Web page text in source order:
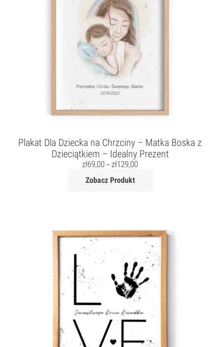
Plakat Dla Dziecka na Chrzciny – Matka Boska z
Dzieciątkiem – Idealny Prezent
zł69,00 – zł129,00
Zobacz Produkt